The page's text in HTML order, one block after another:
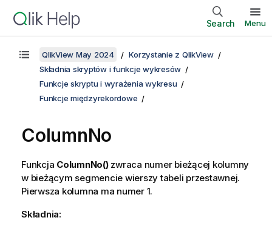
Search Menu
QlikView May 2024
Korzystanie z QlikView
Składnia skryptów i funkcje wykresów
Funkcje skryptu i wyrażenia wykresu
Funkcje międzyrekordowe
ColumnNo
Funkcja ColumnNo()zwraca numer bieżącej kolumny
w bieżącym segmencie wierszy tabeli przestawnej.
Pierwsza kolumna ma numer 1.
Składnia: